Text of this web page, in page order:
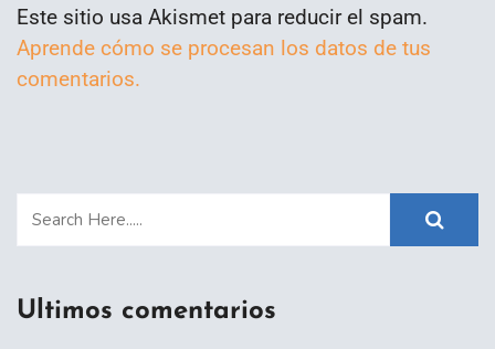
Este sitio usa Akismet para reducir el spam.
Aprende cómo se procesan los datos de tus
comentarios.
Ultimos comentarios